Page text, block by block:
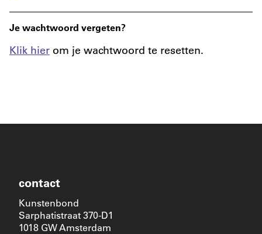
Je wachtwoord vergeten?
Klik hier om je wachtwoord te resetten.
contact
Kunstenbond
Sarphatistraat 370-D1
1018 GW Amsterdam